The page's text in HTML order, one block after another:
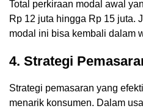
Total perkiraan modal awal
Rp 12 juta hingga Rp 15 juta.
modal ini bisa kembali dalam
4. Strategi
Strategi pemasaran yang
menarik konsumen. Dalam